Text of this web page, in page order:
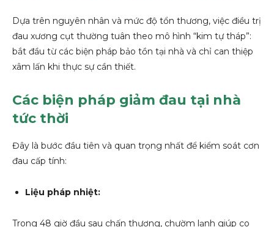
Dựa trên nguyên nhân và mức độ tổn thương, việc điều trị
đau xương cụt thường tuân theo mô hình “kim tự tháp”:
bắt đầu từ các biện pháp bảo tồn tại nhà và chỉ can thiệp
xâm lấn khi thực sự cần thiết.
Các biện pháp giảm đau tại nhà
tức thời
Đây là bước đầu tiên và quan trọng nhất để kiểm soát cơn
đau cấp tính:
Liệu pháp nhiệt:
Trong 48 giờ đầu sau chấn thương, chườm lạnh giúp co